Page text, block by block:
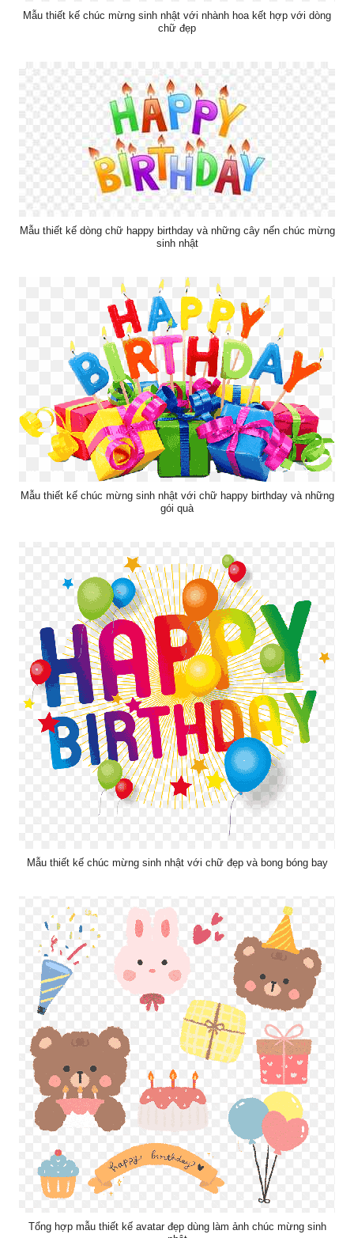
Mẫu thiết kế chúc mừng sinh nhật với nhành hoa kết hợp với dòng
chữ đẹp
Mẫu thiết kế dòng chữ happy birthday và những cây nến chúc mừng
sinh nhật
Mẫu thiết kế chúc mừng sinh nhật với chữ happy birthday và những
gói quà
Mẫu thiết kế chúc mừng sinh nhật với chữ đẹp và bong bóng bay
Tổng hợp mẫu thiết kế avatar đẹp dùng làm ảnh chúc mừng sinh
nhật